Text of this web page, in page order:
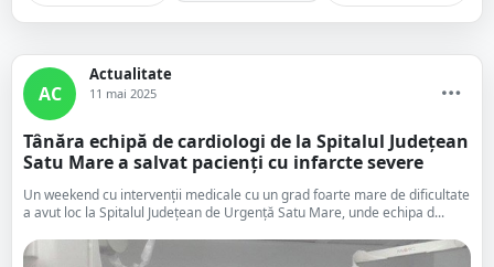
AC
Actualitate
11 mai 2025
Tânăra echipă de cardiologi de la Spitalul Județean
Satu Mare a salvat pacienți cu infarcte severe
Un weekend cu intervenții medicale cu un grad foarte mare de dificultate
a avut loc la Spitalul Județean de Urgență Satu Mare, unde echipa d...